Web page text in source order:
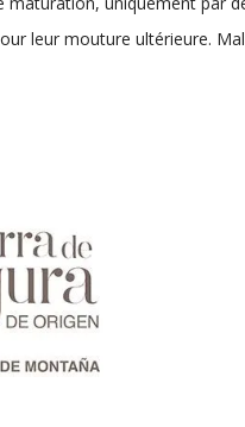
leur mouture ultérieure.